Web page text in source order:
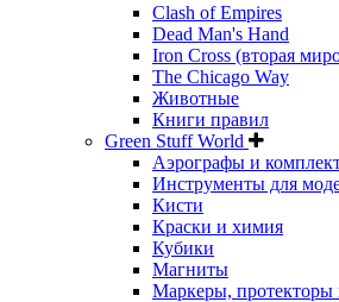
Clash of Empires
Dead Man's Hand
Iron Cross (вторая
The Chicago Way
Животные
Книги правил
Green Stuff World
Аэрографы и
Инструменты для
Кисти
Краски и химия
Кубики
Магниты
Маркеры, протекторы